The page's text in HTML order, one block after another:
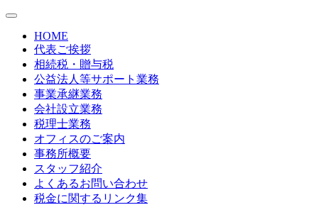
HOME
代表ご挨拶
相続税・贈与税
公益法人等サポート業務
事業承継業務
会社設立業務
税理士業務
オフィスのご案内
事務所概要
スタッフ紹介
よくあるお問い合わせ
税金に関するリンク集